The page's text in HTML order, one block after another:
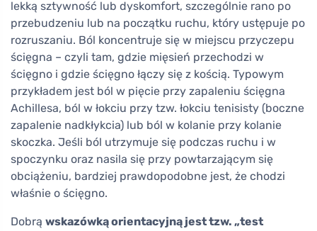
lekką sztywność lub dyskomfort, szczególnie rano po
przebudzeniu lub na początku ruchu, który ustępuje po
rozruszaniu. Ból koncentruje się w miejscu przyczepu
ścięgna – czyli tam, gdzie mięsień przechodzi w
ścięgno i gdzie ścięgno łączy się z kością. Typowym
przykładem jest ból w pięcie przy zapaleniu ścięgna
Achillesa, ból w łokciu przy tzw. łokciu tenisisty (boczne
zapalenie nadkłykcia) lub ból w kolanie przy kolanie
skoczka. Jeśli ból utrzymuje się podczas ruchu i w
spoczynku oraz nasila się przy powtarzającym się
obciążeniu, bardziej prawdopodobne jest, że chodzi
właśnie o ścięgno.
Dobrą wskazówką orientacyjną jest tzw. „test